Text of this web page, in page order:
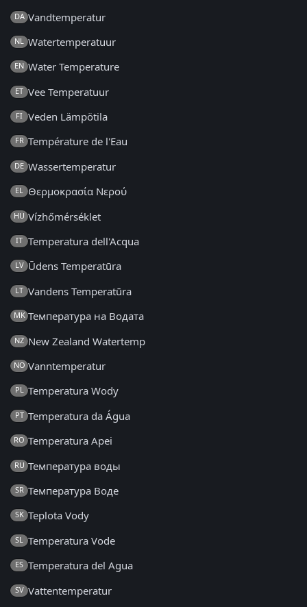
DA Vandtemperatur
NL Watertemperatuur
EN Water Temperature
ET Vee Temperatuur
FI Veden Lämpötila
FR Température de l'Eau
DE Wassertemperatur
EL Θερμοκρασία Νερού
HU Vízhőmérséklet
IT Temperatura dell'Acqua
LV Ūdens Temperatūra
LT Vandens Temperatūra
MK Температура на Водата
NZ New Zealand Watertemp
NO Vanntemperatur
PL Temperatura Wody
PT Temperatura da Água
RO Temperatura Apei
RU Температура воды
SR Температура Воде
SK Teplota Vody
SL Temperatura Vode
ES Temperatura del Agua
SV Vattentemperatur